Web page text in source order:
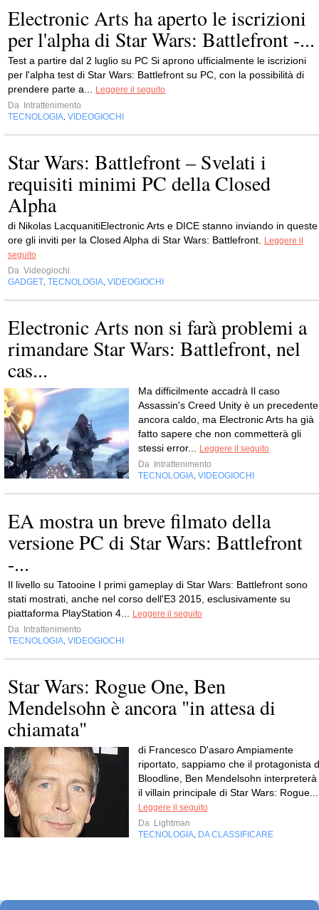
Electronic Arts ha aperto le iscrizioni
per l'alpha di Star Wars: Battlefront -...
Test a partire dal 2 luglio su PC Si aprono ufficialmente le iscrizioni
per l'alpha test di Star Wars: Battlefront su PC, con la possibilità di
prendere parte a...
Leggere il seguito
Da
Intrattenimento
TECNOLOGIA VIDEOGIOCHI
Star Wars: Battlefront – Svelati i
requisiti minimi PC della Closed
Alpha
di Nikolas LacquanitiElectronic Arts e DICE stanno inviando in queste
ore gli inviti per la Closed Alpha di Star Wars: Battlefront.
Leggere il
seguito
Da Videogiochi
GADGET TECNOLOGIA VIDEOGIOCHI
Electronic Arts non si farà problemi a
rimandare Star Wars: Battlefront, nel
cas...
Ma difficilmente accadrà Il caso
Assassin's Creed Unity è un precedente
ancora caldo, ma Electronic Arts ha già
fatto sapere che non commetterà gli
stessi error...
Leggere il seguito
Da
Intrattenimento
TECNOLOGIA VIDEOGIOCHI
EA mostra un breve filmato della
versione PC di Star Wars: Battlefront
-...
Il livello su Tatooine I primi gameplay di Star Wars: Battlefront sono
stati mostrati, anche nel corso dell'E3 2015, esclusivamente su
piattaforma PlayStation 4...
Leggere il seguito
Da
Intrattenimento
TECNOLOGIA VIDEOGIOCHI
Star Wars: Rogue One, Ben
Mendelsohn è ancora "in attesa di
chiamata"
di Francesco D'asaro Ampiamente
riportato, sappiamo che il protagonista
Bloodline, Ben Mendelsohn interpreterà
il villain principale di Star Wars: Rogue...
Leggere il seguito
Da Lightman
TECNOLOGIA DA CLASSIFICARE